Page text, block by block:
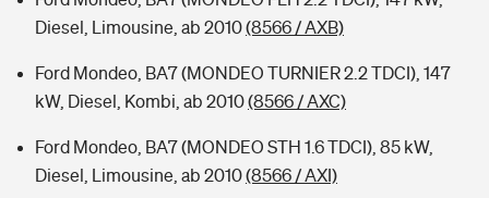
Diesel, Limousine, ab 2010(8566 / AXB)
Ford Mondeo, BA7 (MONDEO TURNIER 2.2 TDCI), 147
kW, Diesel, Kombi, ab 2010(8566 / AXC)
Ford Mondeo, BA7 (MONDEO STH 1.6 TDCI), 85 kW,
Diesel, Limousine, ab 2010(8566 / AXI)